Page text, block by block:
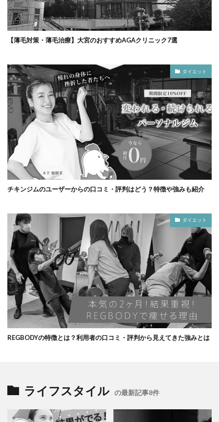
【薄毛対策・薄毛治療】大宮のおすすめAGAクリニック7選
ダイエット
チキンジムのユーザーからの口コミ・評判はどう？特徴や強みも紹介
ダイエット
REGBODYの特徴とは？利用者の口コミ・評判から見えてきた強みとは
ライフスタイル の最新記事8件